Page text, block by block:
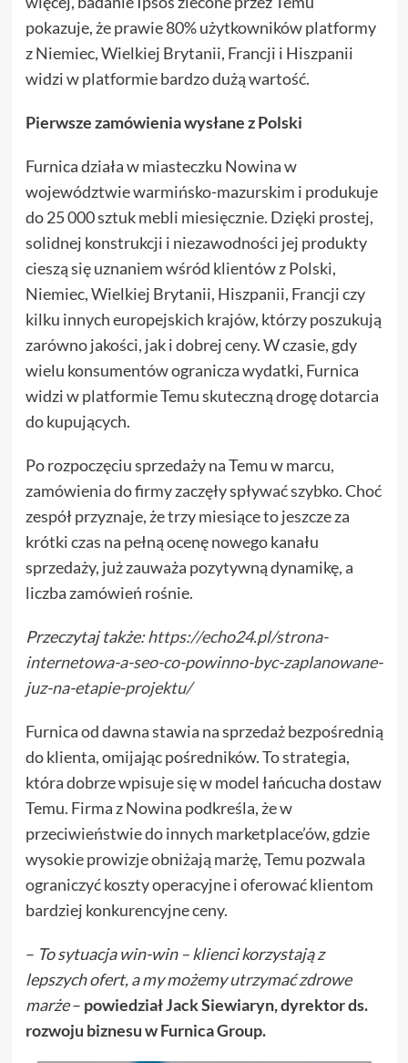
pokazuje, że prawie 80% użytkowników platformy
z Niemiec, Wielkiej Brytanii, Francji i Hiszpanii
widzi w platformie bardzo dużą wartość.
Pierwsze zamówienia wysłane z Polski
Furnica działa w miasteczku Nowina w
województwie warmińsko-mazurskim i produkuje
do 25 000 sztuk mebli miesięcznie. Dzięki prostej,
solidnej konstrukcji i niezawodności jej produkty
cieszą się uznaniem wśród klientów z Polski,
Niemiec, Wielkiej Brytanii, Hiszpanii, Francji czy
kilku innych europejskich krajów, którzy poszukują
zarówno jakości, jak i dobrej ceny. W czasie, gdy
wielu konsumentów ogranicza wydatki, Furnica
widzi w platformie Temu skuteczną drogę dotarcia
do kupujących.
Po rozpoczęciu sprzedaży na Temu w marcu,
zamówienia do firmy zaczęły spływać szybko. Choć
zespół przyznaje, że trzy miesiące to jeszcze za
krótki czas na pełną ocenę nowego kanału
sprzedaży, już zauważa pozytywną dynamikę, a
liczba zamówień rośnie.
Przeczytaj także:https://echo24.pl/strona-
internetowa-a-seo-co-powinno-byc-zaplanowane-
juz-na-etapie-projektu/
Furnica od dawna stawia na sprzedaż bezpośrednią
do klienta, omijając pośredników. To strategia,
która dobrze wpisuje się w model łańcucha dostaw
Temu. Firma z Nowina podkreśla, że w
przeciwieństwie do innych marketplace’ów, gdzie
wysokie prowizje obniżają marżę, Temu pozwala
ograniczyć koszty operacyjne i oferować klientom
bardziej konkurencyjne ceny.
– To sytuacja win-win – klienci korzystają z
lepszych ofert, a my możemy utrzymać zdrowe
marże– powiedział Jack Siewiaryn, dyrektor ds.
rozwoju biznesu w Furnica Group.